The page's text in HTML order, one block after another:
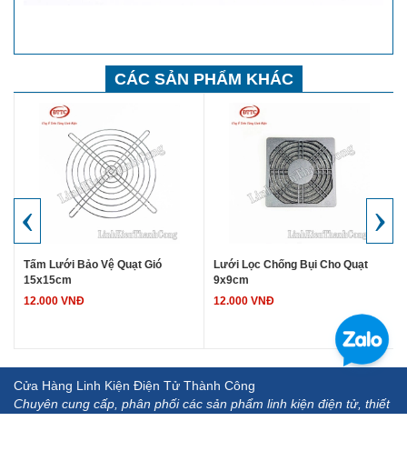
CÁC SẢN PHẨM KHÁC
Tấm Lưới Bảo Vệ Quạt Gió
15x15cm
12.000 VNĐ
Lưới Lọc Chống Bụi Cho Quạt
9x9cm
12.000 VNĐ
‹ ›
Cửa Hàng Linh Kiện Điện Tử Thành Công
Chuyên cung cấp, phân phối các sản phẩm linh kiện điện tử, thiết